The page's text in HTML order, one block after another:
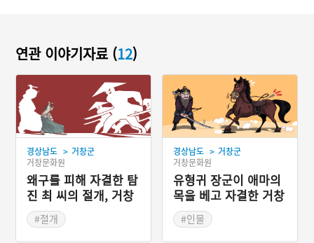
연관 이야기자료 (12)
경상남도 > 거창군
거창문화원
왜구를 피해 자결한 탐
진 최 씨의 절개, 거창
절부리
#절개
경상남도 > 거창군
거창문화원
유형귀 장군이 애마의
목을 베고 자결한 거창
살목마을
#인물